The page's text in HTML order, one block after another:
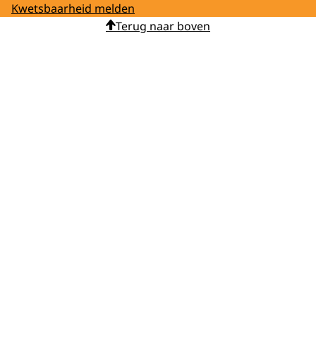
Kwetsbaarheid melden
Terug naar boven